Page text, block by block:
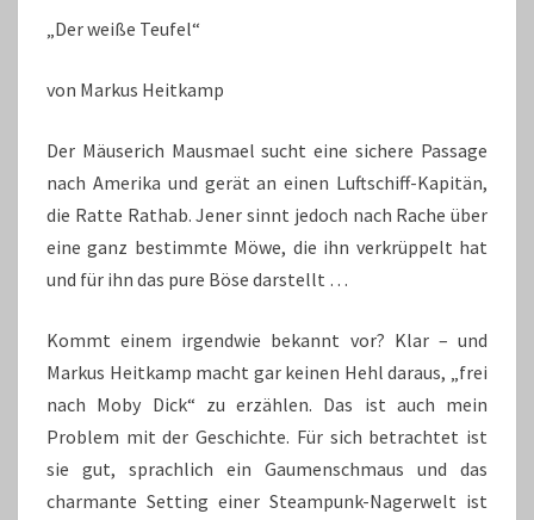
„Der weiße Teufel“
von Markus Heitkamp
Der Mäuserich Mausmael sucht eine sichere Passage
nach Amerika und gerät an einen Luftschiff-Kapitän,
die Ratte Rathab. Jener sinnt jedoch nach Rache über
eine ganz bestimmte Möwe, die ihn verkrüppelt hat
und für ihn das pure Böse darstellt …
Kommt einem irgendwie bekannt vor? Klar – und
Markus Heitkamp macht gar keinen Hehl daraus, „frei
nach Moby Dick“ zu erzählen. Das ist auch mein
Problem mit der Geschichte. Für sich betrachtet ist
sie gut, sprachlich ein Gaumenschmaus und das
charmante Setting einer Steampunk-Nagerwelt ist